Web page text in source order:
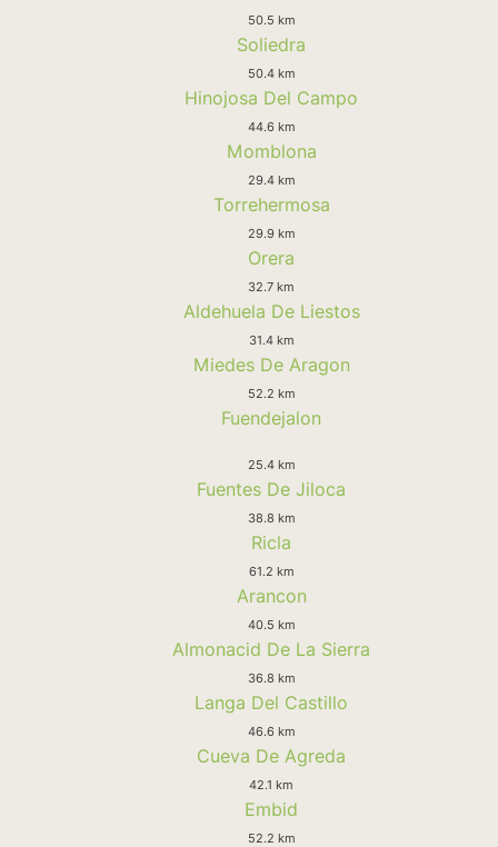
50.5 km
Soliedra
50.4 km
Hinojosa Del Campo
44.6 km
Momblona
29.4 km
Torrehermosa
29.9 km
Orera
32.7 km
Aldehuela De Liestos
31.4 km
Miedes De Aragon
52.2 km
Fuendejalon
25.4 km
Fuentes De Jiloca
38.8 km
Ricla
61.2 km
Arancon
40.5 km
Almonacid De La Sierra
36.8 km
Langa Del Castillo
46.6 km
Cueva De Agreda
42.1 km
Embid
52.2 km